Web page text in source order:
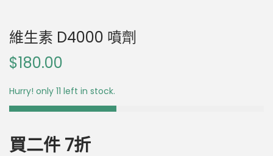
維生素 D4000 噴劑
$180.00
Hurry! only 11 left in stock.
買二件 7折